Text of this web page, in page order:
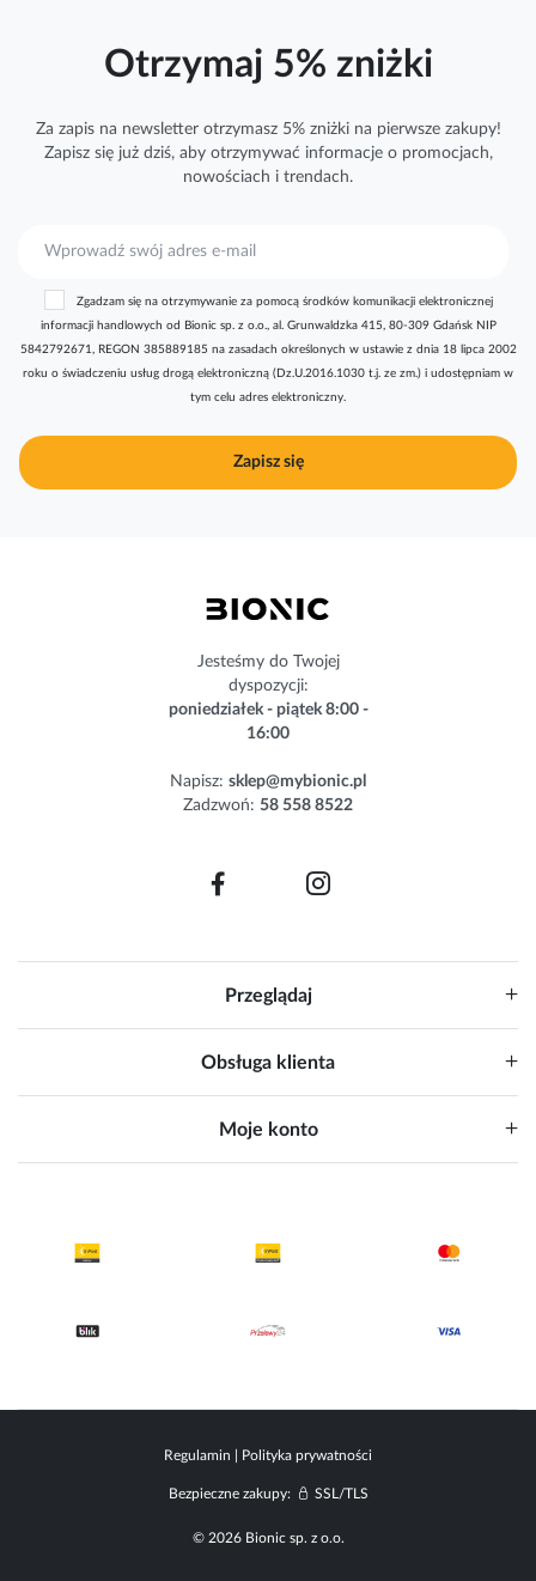
Otrzymaj 5% zniżki
Za zapis na newsletter otrzymasz 5% zniżki na pierwsze zakupy!
Zapisz się już dziś, aby otrzymywać informacjeo promocjach,
nowościach i trendach.
r
y
j
n
Zapisz się
Zgadzam się na otrzymywanie za pomocą środków komunikacji elektronicznej
informacji handlowych od Bionic sp. z o.o., al. Grunwaldzka 415, 80-309 Gdańsk NIP
5842792671, REGON 385889185 na zasadach określonych w ustawie z dnia 18 lipca 2002
roku o świadczeniu usług drogą elektroniczną (Dz.U.2016.1030 t.j. ze zm.) i udostępniam w
tym celu adres elektroniczny.
Jesteśmy do Twojej
dyspozycji:
poniedziałek - piątek 8:00 -
16:00
Napisz: sklep@mybionic.pl
Zadzwoń: 58 558 8522
Przeglądaj
Obsługa klienta
Moje konto
Regulamin Polityka prywatności
Bezpieczne zakupy: SSL/TLS
© 2026 Bionic sp. z o.o.